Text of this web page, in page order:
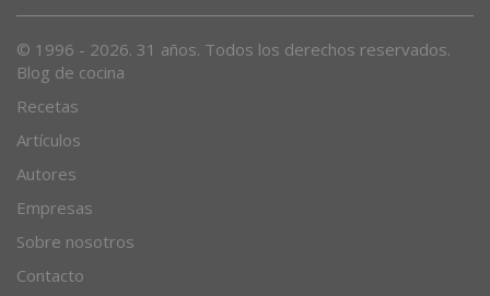
© 1996 - 2026. 31 años. Todos los derechos reservados.
Blog de cocina
Recetas
Artículos
Autores
Empresas
Sobre nosotros
Contacto